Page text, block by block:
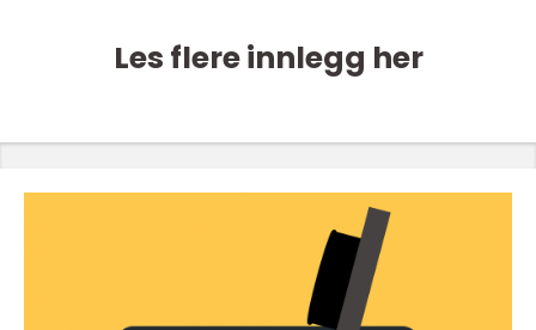
Les flere innlegg her